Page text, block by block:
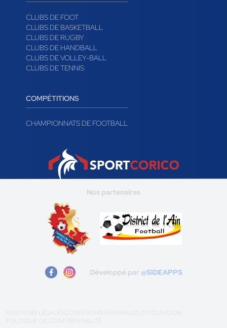
CLUBS DE FOOT
CLUBS DE BASKETBALL
CLUBS DE RUGBY
CLUBS DE HANDBALL
CLUBS DE VOLLEY-BALL
CLUBS DE TENNIS
COMPÉTITIONS
CHAMPIONNATS DE FOOTBALL
Nos partenaires
Développé par @SIDEAPPS
MENTIONS LÉGALES
CONDITIONS GÉNÉRALES D'UTILISATION
POLITIQUE DE CONFIDENTIALITÉ